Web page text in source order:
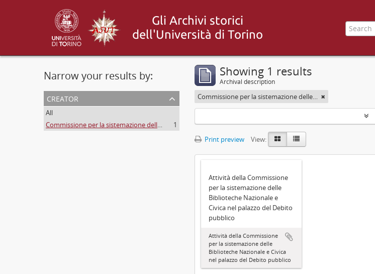
Narrow your results by:
creator
All
Commissione per la sistemazione delle Biblioteche Nazionale e Civica di Torino nel palazzo del Debito pubblico
1
Showing 1 results
Archival description
Commissione per la sistemazione delle Biblioteche Nazionale e Civica di Torino nel palazzo del Debito pubblico
Print preview View:
Attività della Commissione
per la sistemazione delle
Biblioteche Nazionale e
Civica nel palazzo del Debito
pubblico
Attività della Commissione
per la sistemazione delle
Biblioteche Nazionale e Civica
nel palazzo del Debito pubblico